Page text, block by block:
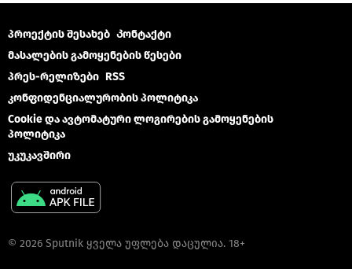
პროექტის შესახებ Კონტაქტი
მასალების გამოყენების წესები
პრეს-რელიზები RSS
კონფიდენციალურობის პოლიტიკა
Cookie და ავტომატური ლოგირების გამოყენების
პოლიტიკა
უკუკავშირი
© 2026 Sputnik ყველა უფლება დაცულია. 18+